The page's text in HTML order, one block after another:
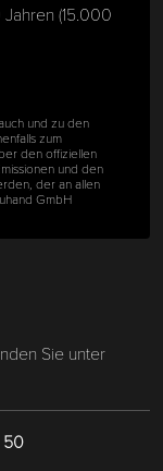
(15.000
und zu den
zum
den offiziellen
und den
der an allen
GmbH
Sie unter
50